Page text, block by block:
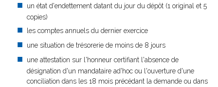
un état d'endettement datant du jour du dépôt (1 original et 5
copies)
les comptes annuels du dernier exercice
une situation de trésorerie de moins de 8 jours
une attestation sur l'honneur certifiant l'absence de
désignation d'un mandataire ad'hoc ou l'ouverture d'une
conciliation dans les 18 mois précédant la demande ou dans